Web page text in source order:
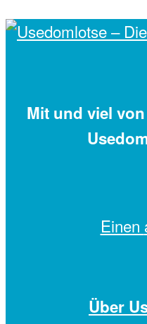
Mit und viel
Einen
Über